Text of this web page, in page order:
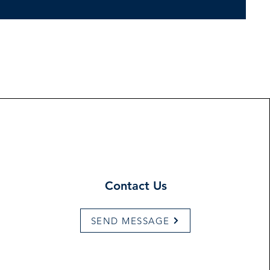
Contact Us
SEND MESSAGE